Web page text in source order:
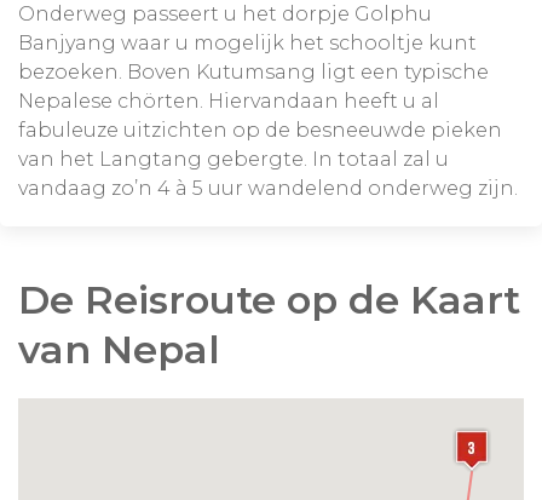
Onderweg passeert u het dorpje Golphu
Banjyang waar u mogelijk het schooltje kunt
bezoeken. Boven Kutumsang ligt een typische
Nepalese chörten. Hiervandaan heeft u al
fabuleuze uitzichten op de besneeuwde pieken
van het Langtang gebergte. In totaal zal u
vandaag zo’n 4 à 5 uur wandelend onderweg zijn.
De Reisroute op de Kaart
van Nepal